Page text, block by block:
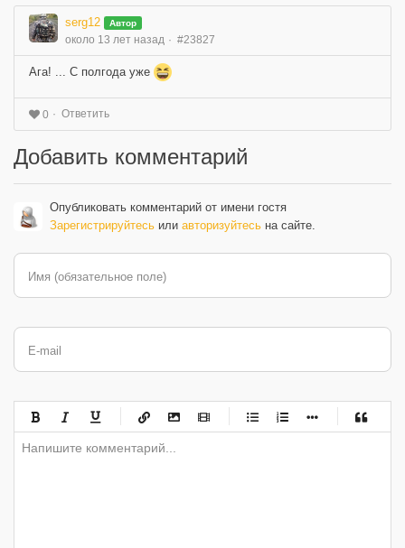
serg12 Автор
около 13 лет назад #23827
Ага! ... С полгода уже
0 Ответить
Добавить комментарий
Опубликовать комментарий от имени гостя
Зарегистрируйтесь или авторизуйтесь на сайте.
Имя (обязательное поле)
E-mail
-
-
-